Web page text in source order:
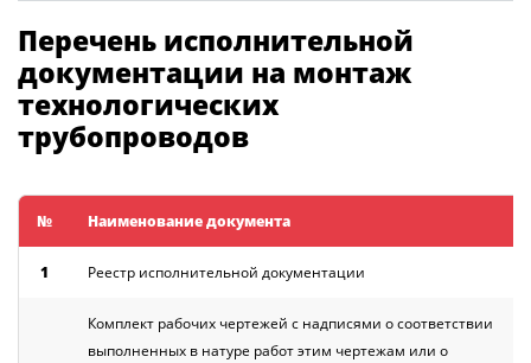
Перечень исполнительной
документации на монтаж
технологических
трубопроводов
№ Наименование документа
1 Реестр исполнительной документации
Комплект рабочих чертежей с надписями о соответствии
выполненных в натуре работ этим чертежам или о